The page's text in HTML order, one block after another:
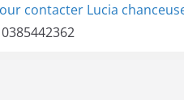
contacter Lucia
0385442362